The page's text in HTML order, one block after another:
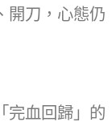
開刀，心態仍
完血回歸」的